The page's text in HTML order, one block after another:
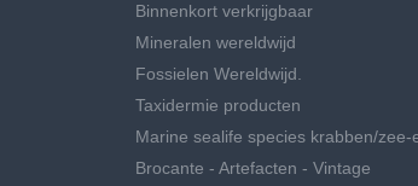
Binnenkort verkrijgbaar
Mineralen wereldwijd
Fossielen Wereldwijd.
Taxidermie producten
Marine sealife species krabben/zee-
Brocante - Artefacten - Vintage